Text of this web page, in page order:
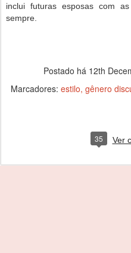
inclui futuras esposas com
sempre.
Postado há 12th
Marcadores: estilo gênero
35 Ver